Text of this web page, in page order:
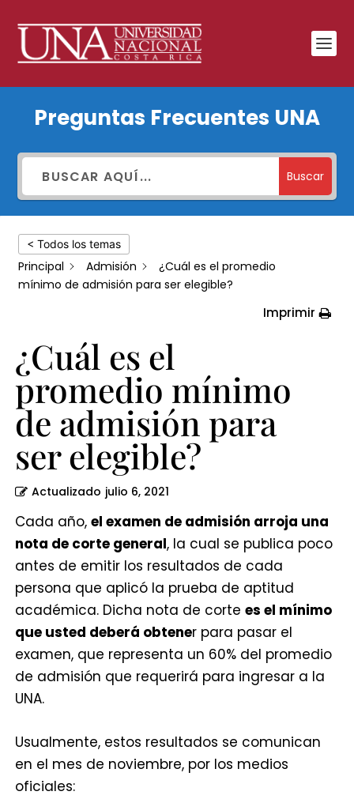
promedio
mínimo
de
admisión
para
Preguntas Frecuentes UNA
Buscar
< Todos los temas
Principal Admisión
¿Cuál es el promedio
mínimo de admisión para ser elegible?
Imprimir
¿Cuál es el
promedio mínimo
de admisión para
ser elegible?
Actualizado julio 6, 2021
Cada año, el examen de admisión arroja una
nota de corte general, la cual se publica poco
antes de emitir los resultados de cada
persona que aplicó la prueba de aptitud
académica. Dicha nota de corte es el mínimo
que usted deberá obtener para pasar el
examen, que representa un 60% del promedio
de admisión que requerirá para ingresar a la
UNA.
Usualmente, estos resultados se comunican
en el mes de noviembre, por los medios
oficiales: